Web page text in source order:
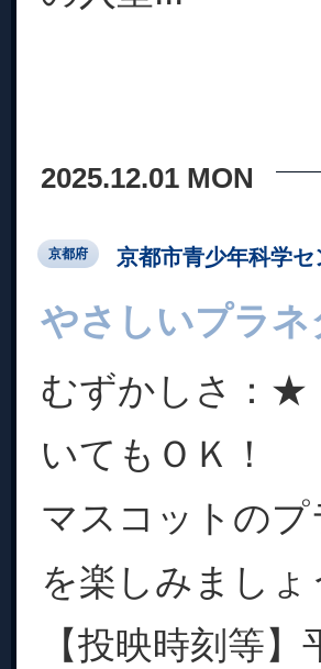
2025.12.01 MON
京都府 京都市青少年科学セ
やさしいプラ
むずかしさ：★
いてもＯＫ！
マスコットの
を楽しみましょ
【投映時刻等